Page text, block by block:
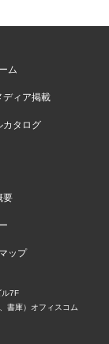
ム
ディア掲載
カタログ
要
ップ
ル7F
書庫）オフィスコム